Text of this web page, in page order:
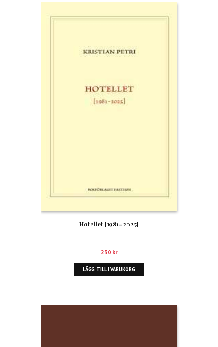
Hotellet [1981–2025]
230 kr
LÄGG TILL I VARUKORG